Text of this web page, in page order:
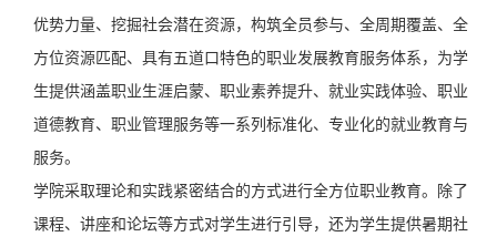
优势力量、挖掘社会潜在资源，构筑全员参与、全周期覆盖、全
方位资源匹配、具有五道口特色的职业发展教育服务体系，为学
生提供涵盖职业生涯启蒙、职业素养提升、就业实践体验、职业
道德教育、职业管理服务等一系列标准化、专业化的就业教育与
服务。
学院采取理论和实践紧密结合的方式进行全方位职业教育。除了
课程、讲座和论坛等方式对学生进行引导，还为学生提供暑期社